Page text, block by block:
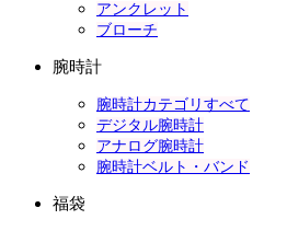
アンクレット
ブローチ
腕時計
腕時計カテゴリすべて
デジタル腕時計
アナログ腕時計
腕時計ベルト・バンド
福袋